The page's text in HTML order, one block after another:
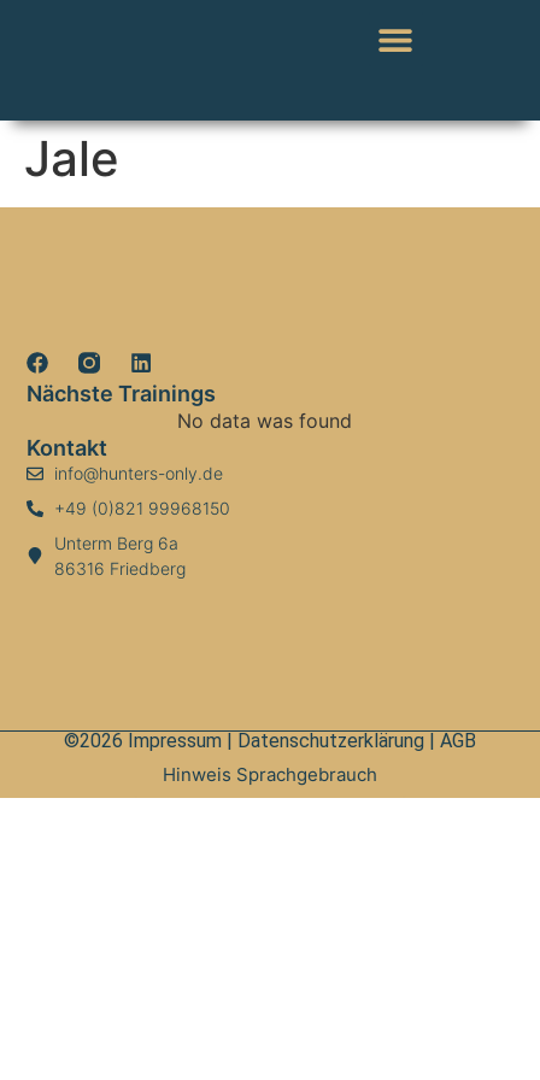
Jale
Nächste Trainings
No data was found
Kontakt
info@hunters-only.de
+49 (0)821 99968150
Unterm Berg 6a
86316 Friedberg
©2026 Impressum | Datenschutzerklärung | AGB
Hinweis Sprachgebrauch